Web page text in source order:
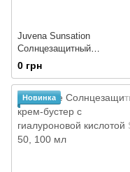
Juvena Sunsation
Солнцезащитный
антивозрастной лосьон для
тела SPF 30
0 грн
Новинка